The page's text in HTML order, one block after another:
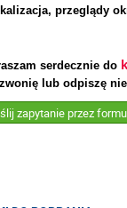
przeglądy
serdecznie do
lub odpiszę
zapytanie przez